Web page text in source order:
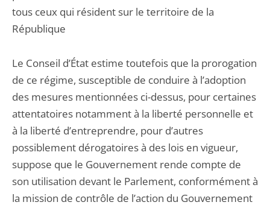
tous ceux qui résident sur le territoire de la
République
Le Conseil d’État estime toutefois que la prorogation
de ce régime, susceptible de conduire à l’adoption
des mesures mentionnées ci-dessus, pour certaines
attentatoires notamment à la liberté personnelle et
à la liberté d’entreprendre, pour d’autres
possiblement dérogatoires à des lois en vigueur,
suppose que le Gouvernement rende compte de
son utilisation devant le Parlement, conformément à
la mission de contrôle de l’action du Gouvernement